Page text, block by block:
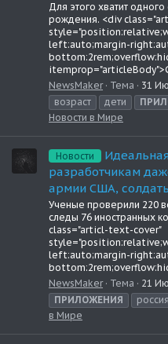
Для этого хватит
рождения. <div
left:auto;margin-
NewsMaker
Тема 31
возраст
дети
Новости в Мире
Новости
разработчикам
армии США,
Ученые проверили 220
следы 76 иностранных
class="articl-text-cover"
left:auto;margin-
NewsMaker
Тема 21
ПРИЛОЖЕНИЯ
россия
в Мире